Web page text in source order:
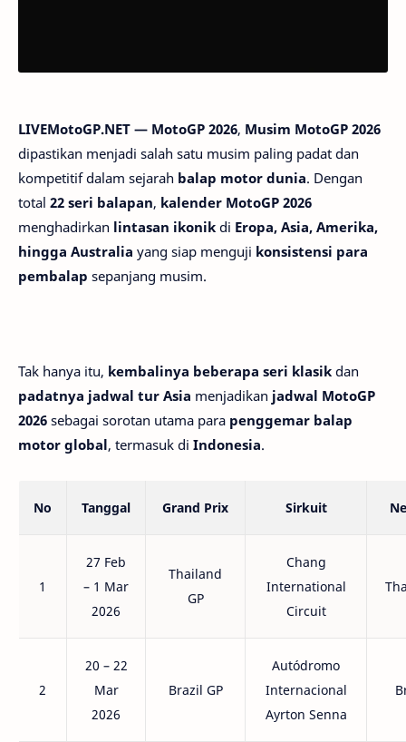
LIVEMotoGP.NET — MotoGP 2026, Musim MotoGP 2026
dipastikan menjadi salah satu musim paling padat dan
kompetitif dalam sejarah balap motor dunia. Dengan
total 22 seri balapan, kalender MotoGP 2026
menghadirkan lintasan ikonik di Eropa, Asia, Amerika,
hingga Australia yang siap menguji konsistensi para
pembalap sepanjang musim.
Tak hanya itu, kembalinya beberapa seri klasik dan
padatnya jadwal tur Asia menjadikan jadwal MotoGP
2026 sebagai sorotan utama para penggemar balap
motor global, termasuk di Indonesia.
No Tanggal Grand Prix Sirkuit
1
27 Feb
– 1 Mar
2026
Thailand
GP
Chang
International
Circuit
2
20 – 22
Mar
2026
Brazil GP
Autódromo
Internacional
Ayrton Senna